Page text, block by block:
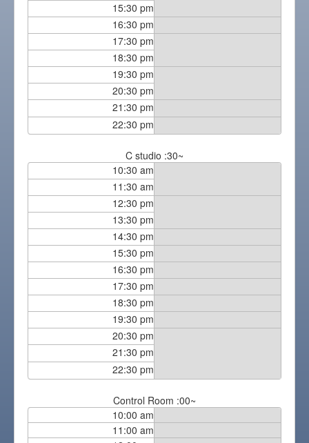
15:30 pm
16:30 pm
17:30 pm
18:30 pm
19:30 pm
20:30 pm
21:30 pm
22:30 pm
C studio :30~
10:30 am
11:30 am
12:30 pm
13:30 pm
14:30 pm
15:30 pm
16:30 pm
17:30 pm
18:30 pm
19:30 pm
20:30 pm
21:30 pm
22:30 pm
Control Room :00~
10:00 am
11:00 am